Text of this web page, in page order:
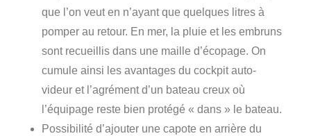
que l’on veut en n’ayant que quelques litres à
pomper au retour. En mer, la pluie et les embruns
sont recueillis dans une maille d’écopage. On
cumule ainsi les avantages du cockpit auto-
videur et l’agrément d’un bateau creux où
l’équipage reste bien protégé « dans » le bateau.
Possibilité d’ajouter une capote en arrière du